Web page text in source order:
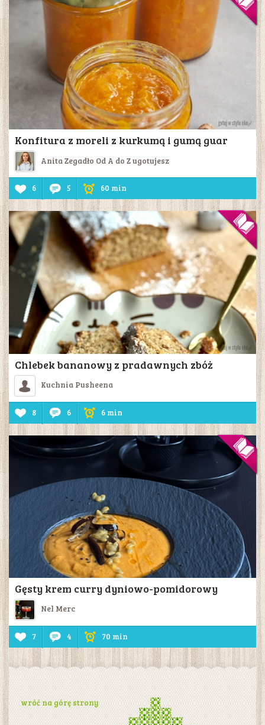
Konfitura z moreli z kurkumą i gumą guar
Anita Zegadło Od A do Z ugotujesz
6 5 60 min
Chlebek bananowy z pradawnych zbóż
Kuchnia Pusheena
8 6 6 min
Gęsty krem curry dyniowo-pomidorowy
Nel Merc
7 4 70 min
wróć na górę strony